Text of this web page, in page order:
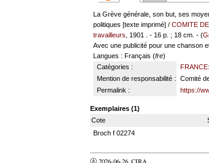
La Grève générale, son but, ses
politiques [texte imprimé] /COMITE
travailleurs
, 1901 . - 16 p. ; 18 cm. - (
Avec une publicité pour une chanson
Langues : Français (fre)
Catégories :
Mention de responsabilité :
Comité
Permalink :
https://
Exemplaires (1)
Cote
Broch f 02274
Ⓐ 2026-06-26 CIRA